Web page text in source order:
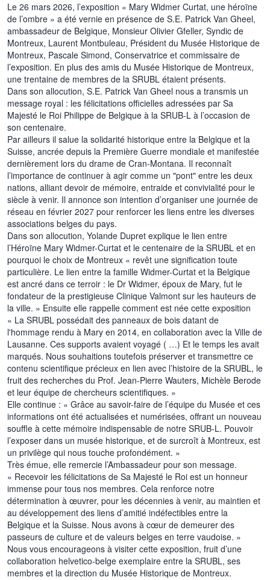
Le 26 mars 2026, l’exposition « Mary Widmer Curtat, une héroïne
de l’ombre » a été vernie en présence de S.E. Patrick Van Gheel,
ambassadeur de Belgique, Monsieur Olivier Gfeller, Syndic de
Montreux, Laurent Montbuleau, Président du Musée Historique de
Montreux, Pascale Simond, Conservatrice et commissaire de
l’exposition. En plus des amis du Musée Historique de Montreux,
une trentaine de membres de la SRUBL étaient présents.
Dans son allocution, S.E. Patrick Van Gheel nous a transmis un
message royal : les félicitations officielles adressées par Sa
Majesté le Roi Philippe de Belgique à la SRUB-L à l’occasion de
son centenaire.
Par ailleurs il salue la solidarité historique entre la Belgique et la
Suisse, ancrée depuis la Première Guerre mondiale et manifestée
dernièrement lors du drame de Cran-Montana. Il reconnaît
l’importance de continuer à agir comme un "pont" entre les deux
nations, alliant devoir de mémoire, entraide et convivialité pour le
siècle à venir. Il annonce son intention d’organiser une journée de
réseau en février 2027 pour renforcer les liens entre les diverses
associations belges du pays.
Dans son allocution, Yolande Dupret explique le lien entre
l’Héroïne Mary Widmer-Curtat et le centenaire de la SRUBL et en
pourquoi le choix de Montreux « revêt une signification toute
particulière. Le lien entre la famille Widmer-Curtat et la Belgique
est ancré dans ce terroir : le Dr Widmer, époux de Mary, fut le
fondateur de la prestigieuse Clinique Valmont sur les hauteurs de
la ville. » Ensuite elle rappelle comment est née cette exposition
« La SRUBL possédait des panneaux de bois datant de
l'hommage rendu à Mary en 2014, en collaboration avec la Ville de
Lausanne. Ces supports avaient voyagé ( …) Et le temps les avait
marqués. Nous souhaitions toutefois préserver et transmettre ce
contenu scientifique précieux en lien avec l’histoire de la SRUBL, le
fruit des recherches du Prof. Jean-Pierre Wauters, Michèle Berode
et leur équipe de chercheurs scientifiques. »
Elle continue : « Grâce au savoir-faire de l’équipe du Musée et ces
informations ont été actualisées et numérisées, offrant un nouveau
souffle à cette mémoire indispensable de notre SRUB-L. Pouvoir
l’exposer dans un musée historique, et de surcroît à Montreux, est
un privilège qui nous touche profondément. »
Très émue, elle remercie l’Ambassadeur pour son message.
« Recevoir les félicitations de Sa Majesté le Roi est un honneur
immense pour tous nos membres. Cela renforce notre
détermination à œuvrer, pour les décennies à venir, au maintien et
au développement des liens d’amitié indéfectibles entre la
Belgique et la Suisse. Nous avons à cœur de demeurer des
passeurs de culture et de valeurs belges en terre vaudoise. »
Nous vous encourageons à visiter cette exposition, fruit d’une
collaboration helvetico-belge exemplaire entre la SRUBL, ses
membres et la direction du Musée Historique de Montreux.